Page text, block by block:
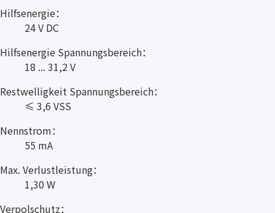
Hilfsenergie：
24 V DC
Hilfsenergie Spannungsbereich：
18 ... 31,2 V
Restwelligkeit Spannungsbereich：
≤ 3,6 VSS
Nennstrom：
55 mA
Max. Verlustleistung：
1,30 W
Verpolschutz：